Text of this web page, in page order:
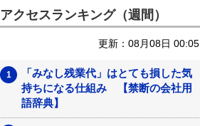
アクセスランキング（週間）
更新：08月08日 00:05
「みなし残業代」はとても損した気
持ちになる仕組み 【禁断の会社用
語辞典】